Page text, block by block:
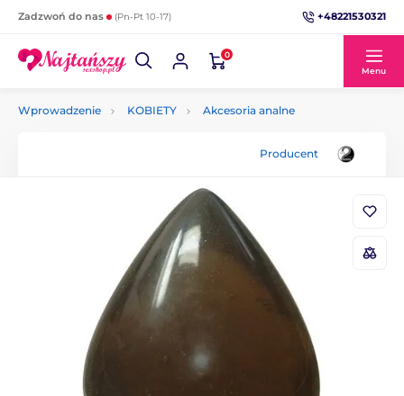
Zadzwoń do nas (Pn-Pt 10-17) +48221530321
0
Menu
Wprowadzenie KOBIETY Akcesoria analne
Producent